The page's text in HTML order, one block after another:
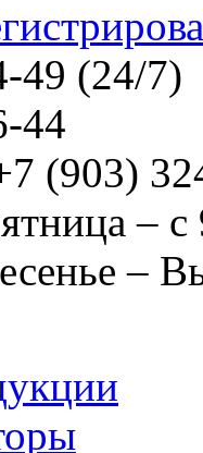
49 (24/7)
44
(903)
–
–